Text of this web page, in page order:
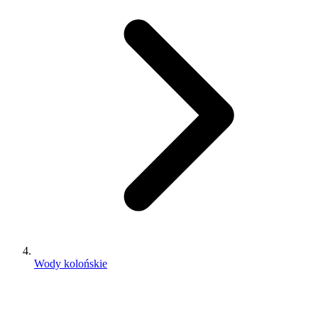
Wody kolońskie